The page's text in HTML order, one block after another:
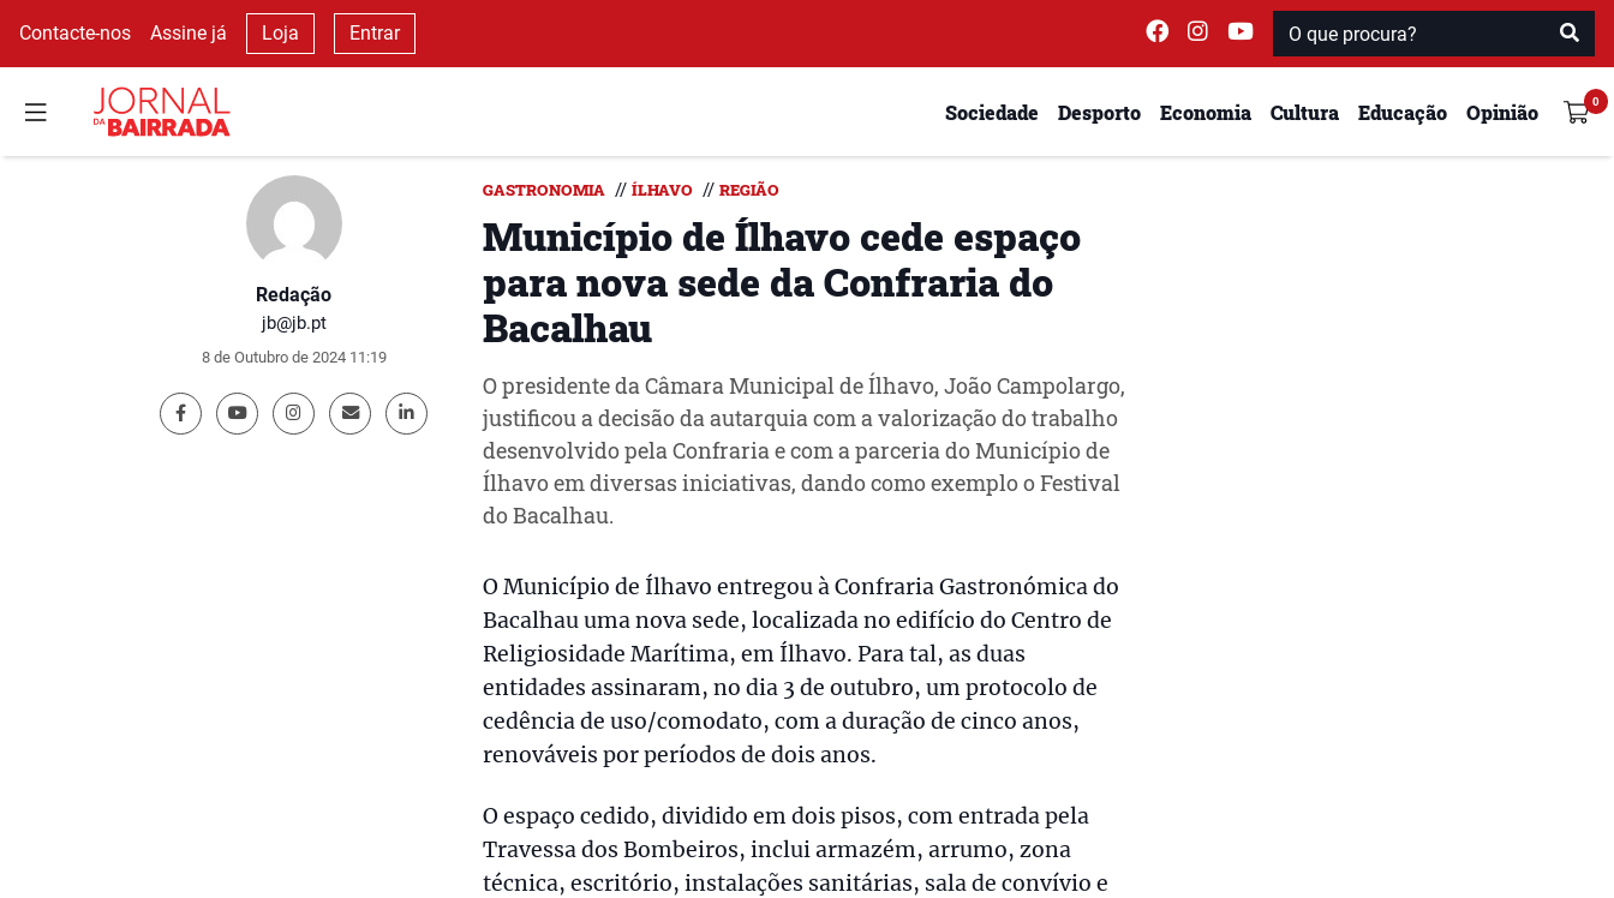
Contacte-nos Assine já Loja Entrar
Sociedade Desporto Economia Cultura Educação Opinião
Redação
jb@jb.pt
8 de Outubro de 2024 11:19
GASTRONOMIA // ÍLHAVO // REGIÃO
Município de Ílhavo cede espaço
para nova sede da Confraria do
Bacalhau
O presidente da Câmara Municipal de Ílhavo, João Campolargo,
justificou a decisão da autarquia com a valorização do trabalho
desenvolvido pela Confraria e com a parceria do Município de
Ílhavo em diversas iniciativas, dando como exemplo o Festival
do Bacalhau.
O Município de Ílhavo entregou à Confraria Gastronómica do
Bacalhau uma nova sede, localizada no edifício do Centro de
Religiosidade Marítima, em Ílhavo. Para tal, as duas
entidades assinaram, no dia 3 de outubro, um protocolo de
cedência de uso/comodato, com a duração de cinco anos,
renováveis por períodos de dois anos.
O espaço cedido, dividido em dois pisos, com entrada pela
Travessa dos Bombeiros, inclui armazém, arrumo, zona
técnica, escritório, instalações sanitárias, sala de convívio e